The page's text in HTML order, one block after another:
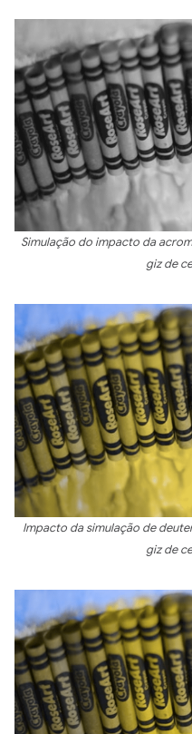
Simulação do impacto da
giz de
Impacto da simulação de
giz de